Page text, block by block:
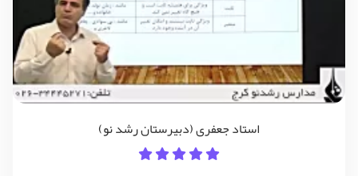
استاد جعفری (دبیرستان رشد نو)